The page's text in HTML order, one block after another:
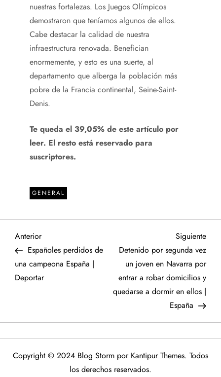
nuestras fortalezas. Los Juegos Olímpicos
demostraron que teníamos algunos de ellos.
Cabe destacar la calidad de nuestra
infraestructura renovada. Benefician
enormemente, y esto es una suerte, al
departamento que alberga la población más
pobre de la Francia continental, Seine-Saint-
Denis.
Te queda el 39,05% de este artículo por
leer. El resto está reservado para
suscriptores.
GENERAL
N
a
v
g
a
Entrada
anterior
Anterior
Españoles perdidos de
una campeona España |
Deportar
Siguiente
Detenido por segunda vez
un joven en Navarra por
entrar a robar domicilios y
quedarse a dormir en ellos |
España
Copyright © 2024 Blog Storm por Kantipur Themes. Todos
los derechos reservados.